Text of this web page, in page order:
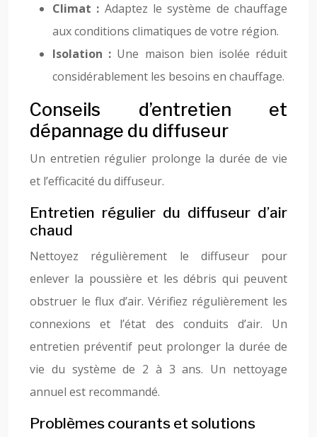
Climat : Adaptez le système de chauffage
aux conditions climatiques de votre région.
Isolation : Une maison bien isolée réduit
considérablement les besoins en chauffage.
Conseils d’entretien et
dépannage du diffuseur
Un entretien régulier prolonge la durée de vie
et l’efficacité du diffuseur.
Entretien régulier du diffuseur d’air
chaud
Nettoyez régulièrement le diffuseur pour
enlever la poussière et les débris qui peuvent
obstruer le flux d’air. Vérifiez régulièrement les
connexions et l’état des conduits d’air. Un
entretien préventif peut prolonger la durée de
vie du système de 2 à 3 ans. Un nettoyage
annuel est recommandé.
Problèmes courants et solutions